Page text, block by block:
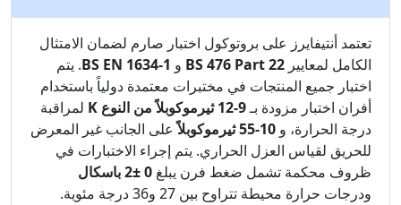
تعتمد أنتيفايرز على بروتوكول اختبار صارم لضمان الامتثال
الكامل لمعايير BS 476 Part 22 و BS EN 1634-1. يتم
اختبار جميع المنتجات في مختبرات معتمدة دولياً باستخدام
أفران اختبار مزودة بـ9-12 ثيرموكوبلاً من النوع K
لمراقبة
درجة الحرارة، و 10-55 ثيرموكوبلاً
على الجانب غير المعرض
للحريق لقياس العزل الحراري. يتم إجراء الاختبارات في
ظروف محكمة تشمل ضغط فرن يبلغ 0 ±2 باسكال
ودرجات حرارة محيطة تتراوح بين 27 و36 درجة مئوية.